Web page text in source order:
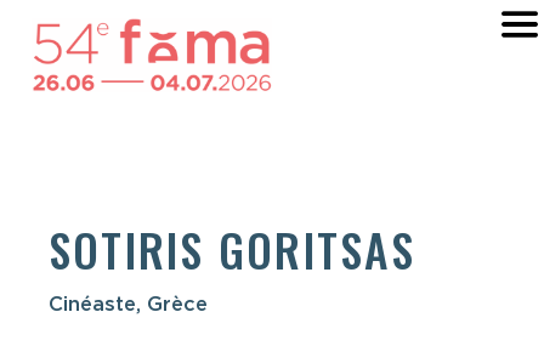
SOTIRIS GORITSAS
Cinéaste, Grèce